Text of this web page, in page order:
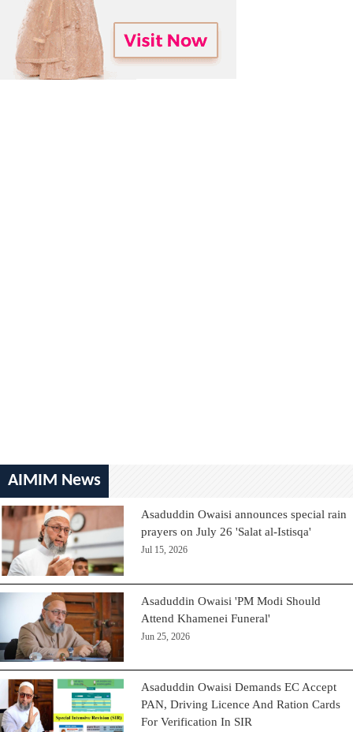
AIMIM News
Asaduddin Owaisi announces special rain
prayers on July 26 'Salat al-Istisqa'
Jul 15, 2026
Asaduddin Owaisi 'PM Modi Should
Attend Khamenei Funeral'
Jun 25, 2026
Asaduddin Owaisi Demands EC Accept
PAN, Driving Licence And Ration Cards
For Verification In SIR